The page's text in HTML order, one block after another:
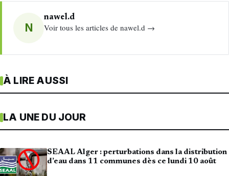
N
nawel.d
Voir tous les articles de nawel.d →
À LIRE AUSSI
LA UNE DU JOUR
SEAAL Alger : perturbations dans la distribution
d’eau dans 11 communes dès ce lundi 10 août